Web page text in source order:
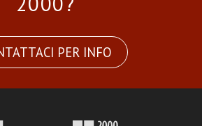
PER INFO